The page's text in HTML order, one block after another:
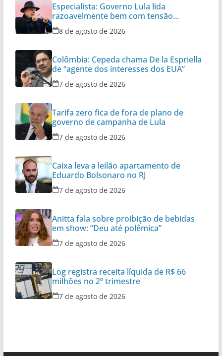
Especialista: Governo Lula lida
razoavelmente bem com tensão
diplomática
8 de agosto de 2026
Colômbia: Cepeda chama De la Espriella
de “agente dos interesses dos EUA”
7 de agosto de 2026
Tarifa zero fica de fora de plano de
governo de campanha de Lula
7 de agosto de 2026
Caixa leva a leilão apartamento de
Eduardo Bolsonaro no RJ
7 de agosto de 2026
Anitta fala sobre proibição de bebidas
em show: “Deu até polêmica”
7 de agosto de 2026
Log registra receita líquida de R$ 66
milhões no 2º trimestre
7 de agosto de 2026